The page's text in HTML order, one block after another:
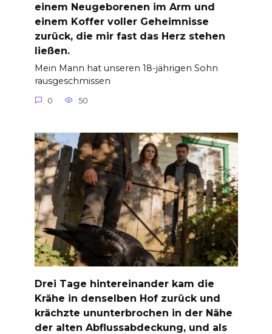
einem Neugeborenen im Arm und
einem Koffer voller Geheimnisse
zurück, die mir fast das Herz stehen
ließen.
Mein Mann hat unseren 18-jährigen Sohn
rausgeschmissen
0 50
Drei Tage hintereinander kam die
Krähe in denselben Hof zurück und
krächzte ununterbrochen in der Nähe
der alten Abflussabdeckung, und als